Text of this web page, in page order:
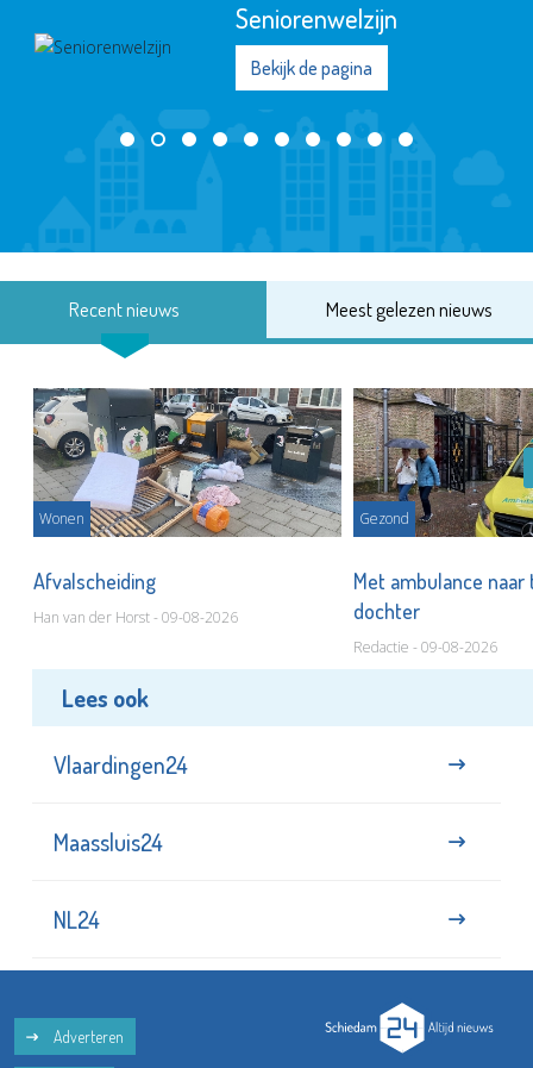
Seniorenwelzijn
Bekijk de pagina
Recent nieuws Meest gelezen nieuws
Wonen
Afvalscheiding
Han van der Horst - 09-08-2026
Gezond
Met ambulance
dochter
Redactie - 09-08-2026
Lees ook
Vlaardingen24
Maassluis24
NL24
Adverteren